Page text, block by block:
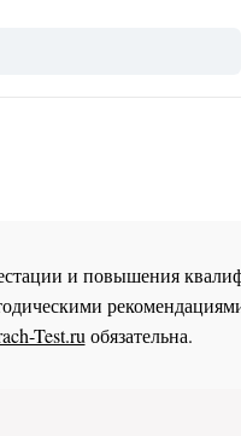
и повышения
Test.ru обязательна.